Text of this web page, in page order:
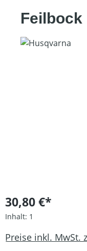
Feilbock
Bildergalerie
30,80 €*
Inhalt: 1
Preise inkl. MwSt.